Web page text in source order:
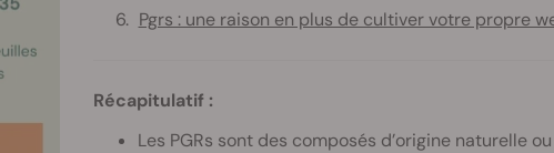
Pgrs : une raison en plus de cultiver votre propre
Récapitulatif :
Les PGRs sont des composés d’origine naturelle